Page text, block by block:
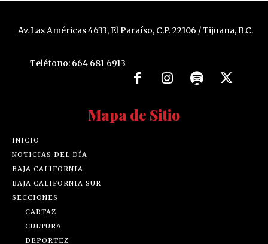
Av. Las Américas 4633, El Paraíso, C.P. 22106 / Tijuana, B.C.
Teléfono: 664 681 6913
Mapa de Sitio
INICIO
NOTICIAS DEL DÍA
BAJA CALIFORNIA
BAJA CALIFORNIA SUR
SECCIONES
CARTAZ
CULTURA
DEPORTEZ